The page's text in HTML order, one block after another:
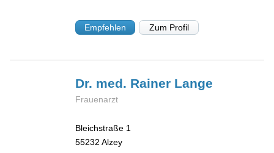
Empfehlen Zum Profil
Dr. med. Rainer Lange
Frauenarzt
Bleichstraße 1
55232 Alzey